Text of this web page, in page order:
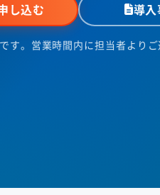
し込む
導
す。営業時間内に担当者よりご